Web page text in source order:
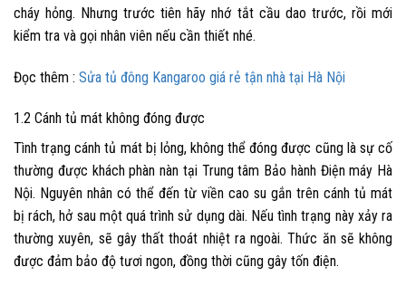
cháy hỏng. Nhưng trước tiên hãy nhớ tắt cầu dao trước, rồi mới
kiểm tra và gọi nhân viên nếu cần thiết nhé.
Đọc thêm : Sửa tủ đông Kangaroo giá rẻ tận nhà tại Hà Nội
1.2 Cánh tủ mát không đóng được
Tình trạng cánh tủ mát bị lỏng, không thể đóng được cũng là sự cố
thường được khách phàn nàn tại Trung tâm Bảo hành Điện máy Hà
Nội. Nguyên nhân có thể đến từ viền cao su gắn trên cánh tủ mát
bị rách, hở sau một quá trình sử dụng dài. Nếu tình trạng này xảy ra
thường xuyên, sẽ gây thất thoát nhiệt ra ngoài. Thức ăn sẽ không
được đảm bảo độ tươi ngon, đồng thời cũng gây tốn điện.